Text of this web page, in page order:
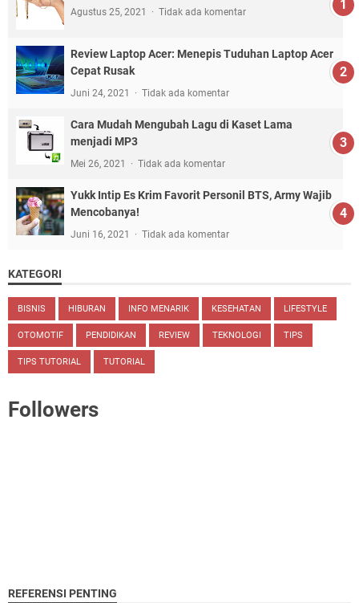
Agustus 25, 2021 Tidak ada komentar
Review Laptop Acer: Menepis Tuduhan Laptop Acer
Cepat Rusak
Juni 24, 2021 Tidak ada komentar
Cara Mudah Mengubah Lagu di Kaset Lama
menjadi MP3
Mei 26, 2021 Tidak ada komentar
Yukk Intip Es Krim Favorit Personil BTS, Army Wajib
Mencobanya!
Juni 16, 2021 Tidak ada komentar
KATEGORI
BISNIS HIBURAN INFO MENARIK KESEHATAN LIFESTYLE
OTOMOTIF PENDIDIKAN REVIEW TEKNOLOGI TIPS
TIPS TUTORIAL TUTORIAL
Followers
REFERENSI PENTING